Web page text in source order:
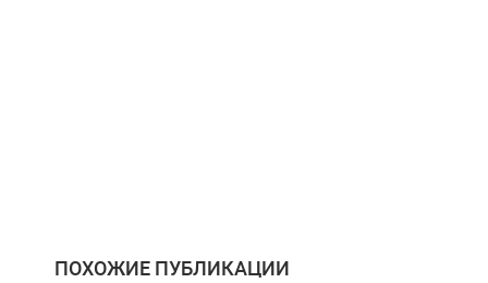
ПОХОЖИЕ ПУБЛИКАЦИИ